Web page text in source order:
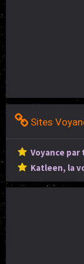
Sites
Voyance par
Katleen, la